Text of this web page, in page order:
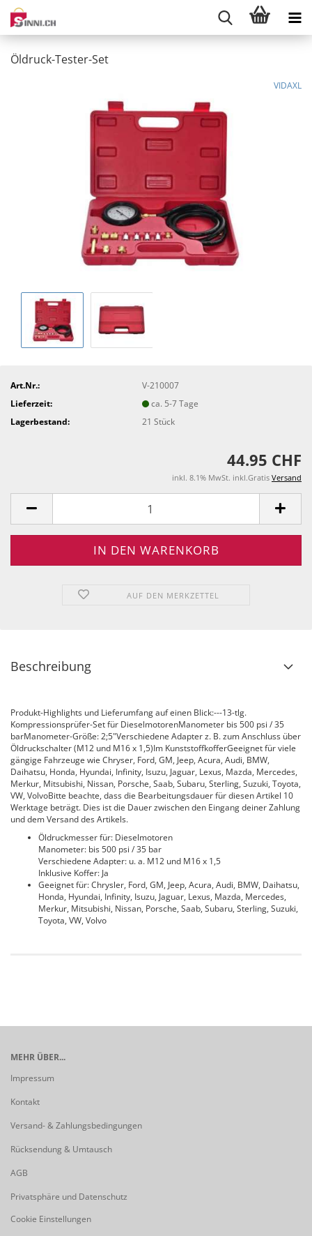
Öldruck-Tester-Set
VIDAXL
Art.Nr.:
V-210007
Lieferzeit:
ca. 5-7 Tage
Lagerbestand:
21Stück
44.95 CHF
inkl. 8.1% MwSt. inkl.Gratis Versand
AUF DEN MERKZETTEL
Beschreibung
Produkt-Highlights und Lieferumfang auf einen Blick:---13-tlg.
Kompressionsprüfer-Set für DieselmotorenManometer bis 500 psi / 35
barManometer-Größe: 2;5"Verschiedene Adapter z. B. zum Anschluss über
Öldruckschalter (M12 und M16 x 1,5)Im KunststoffkofferGeeignet für viele
gängige Fahrzeuge wie Chryser, Ford, GM, Jeep, Acura, Audi, BMW,
Daihatsu, Honda, Hyundai, Infinity, Isuzu, Jaguar, Lexus, Mazda, Mercedes,
Merkur, Mitsubishi, Nissan, Porsche, Saab, Subaru, Sterling, Suzuki, Toyota,
VW, VolvoBitte beachte, dass die Bearbeitungsdauer für diesen Artikel 10
Werktage beträgt. Dies ist die Dauer zwischen den Eingang deiner Zahlung
und dem Versand des Artikels.
Öldruckmesser für: Dieselmotoren
Manometer: bis 500 psi / 35 bar
Verschiedene Adapter: u. a. M12 und M16 x 1,5
Inklusive Koffer: Ja
Geeignet für: Chrysler, Ford, GM, Jeep, Acura, Audi, BMW, Daihatsu,
Honda, Hyundai, Infinity, Isuzu, Jaguar, Lexus, Mazda, Mercedes,
Merkur, Mitsubishi, Nissan, Porsche, Saab, Subaru, Sterling, Suzuki,
Toyota, VW, Volvo
MEHR ÜBER...
Impressum
Kontakt
Versand- & Zahlungsbedingungen
Rücksendung & Umtausch
AGB
Privatsphäre und Datenschutz
Cookie Einstellungen